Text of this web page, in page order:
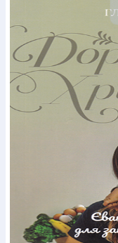
Шлюб і
ПеріодикаАудіо
Закладки для книг
Блокноти
Вироби з кераміки і
Навчальні мапи
вироби
Міні-лампи
Фотокартини
Сувенирна
Книга в
За додатковою